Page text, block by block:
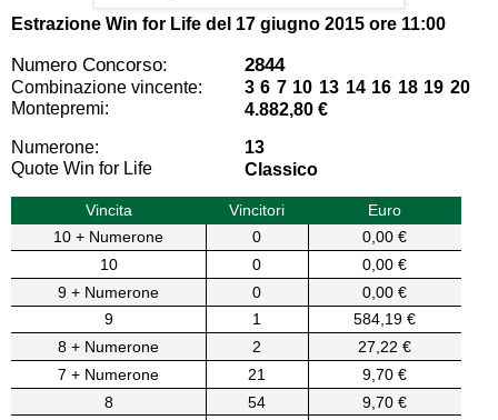
Estrazione Win for Life del 17 giugno 2015 ore 11:00
Numero Concorso: 2844
Combinazione vincente:
3 6 7 10 13 14 16 18 19 20
Montepremi:
4.882,80 €
Numerone:
13
Quote Win for Life
Classico
Vincita Vincitori
Euro
10 + Numerone
0
0,00 €
10
0
0,00 €
9 + Numerone
0
0,00 €
9
1
584,19 €
8 + Numerone
2
27,22 €
7 + Numerone
21
9,70 €
8
54
9,70 €